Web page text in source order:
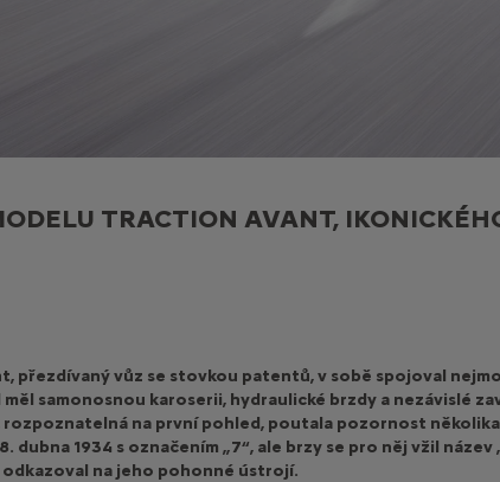
TRACTION AVANT,
přezdívaný vůz se stovkou patentů, v sobě spojoval
samonosnou karoserii, hydraulické brzdy a nezávislé
rozpoznatelná na první pohled, poutala pozornost
dubna 1934 s označením „7“, ale brzy se pro něj vžil
na jeho pohonné ústrojí.